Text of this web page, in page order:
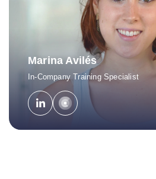
Marina Avilés
In-Company Training Specialist